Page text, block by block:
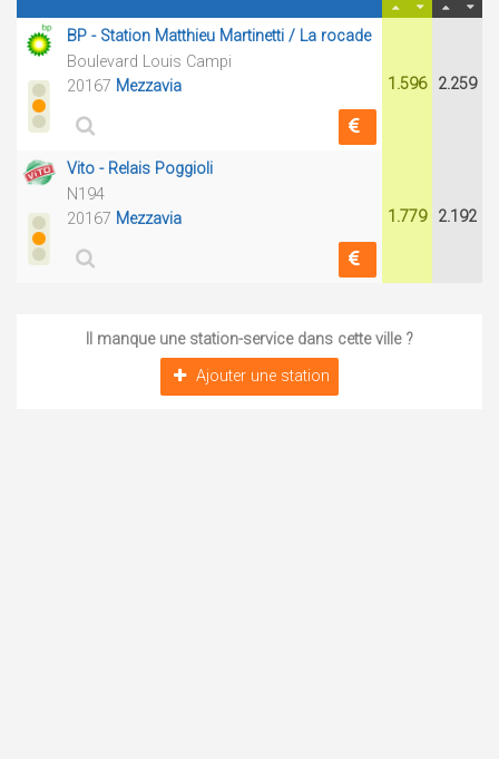
BP - Station Matthieu Martinetti / La rocade
Boulevard Louis Campi
20167 Mezzavia 1.596 2.259
Vito - Relais Poggioli
N194
20167 Mezzavia 1.779 2.192
Il manque une station-service dans cette ville ?
Ajouter une station